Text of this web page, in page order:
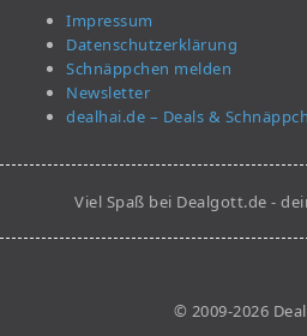
Impressum
Datenschutzerklärung
Schnäppchen melden
Newsletter
dealhai.de – Deals &
Viel Spaß bei Dealgott.de -
© 2009-2026